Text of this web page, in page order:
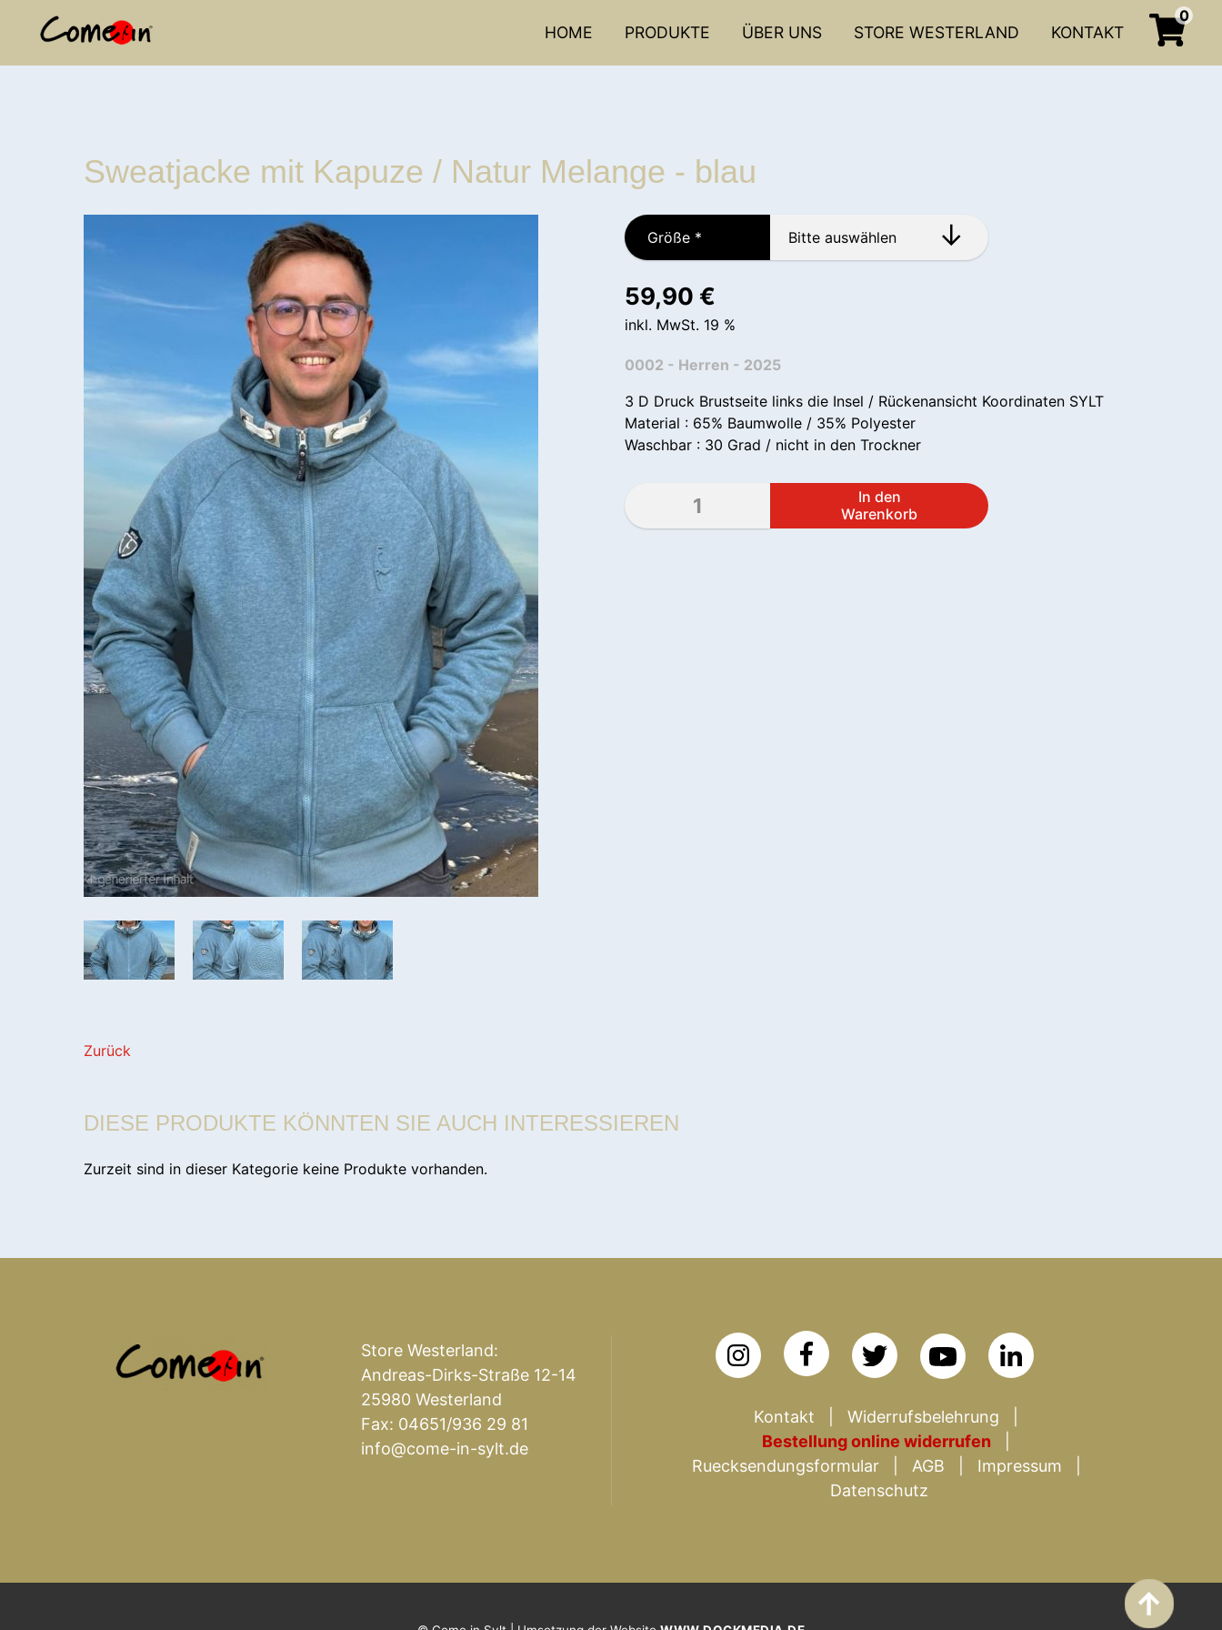
HOME PRODUKTE ÜBER UNS STORE WESTERLAND KONTAKT
0
Sweatjacke mit Kapuze / Natur Melange - blau
Größe *
59,90 €
inkl. MwSt. 19 %
0002 - Herren - 2025
3 D Druck Brustseite links die Insel / Rückenansicht Koordinaten SYLT
Material : 65% Baumwolle / 35% Polyester
Waschbar : 30 Grad / nicht in den Trockner
Zurück
DIESE PRODUKTE KÖNNTEN SIE AUCH INTERESSIEREN
Zurzeit sind in dieser Kategorie keine Produkte vorhanden.
Store Westerland:
Andreas-Dirks-Straße 12-14
25980 Westerland
Fax: 04651/936 29 81
info@come-in-sylt.de
Kontakt
Widerrufsbelehrung
Bestellung online widerrufen
Ruecksendungsformular
AGB
Impressum
Datenschutz
↑